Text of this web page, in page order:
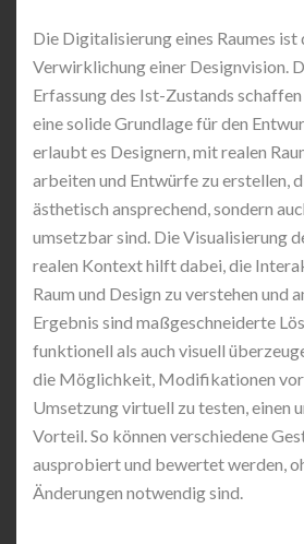
Die Digitalisierung eines Raumes
Verwirklichung einer Designvision.
Erfassung des Ist-Zustands
eine solide Grundlage für den
erlaubt es Designern, mit realen
arbeiten und Entwürfe zu erstellen,
ästhetisch ansprechend, sondern
umsetzbar sind. Die Visualisierung
realen Kontext hilft dabei, die
Raum und Design zu verstehen und
Ergebnis sind maßgeschneiderte
funktionell als auch visuell
die Möglichkeit, Modifikationen
Umsetzung virtuell zu testen, einen
Vorteil. So können verschiedene
ausprobiert und bewertet werden,
Änderungen notwendig sind.